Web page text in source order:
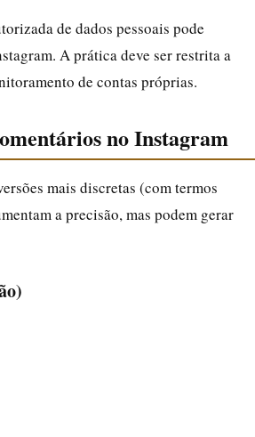
de dados pessoais pode
A prática deve ser restrita a
de contas próprias.
no Instagram
mais discretas (com termos
a precisão, mas podem gerar